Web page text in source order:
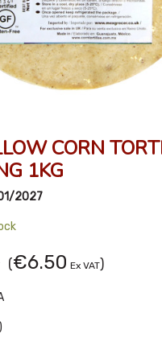
CORN
1KG
2027
(€6.50 Ex VAT)